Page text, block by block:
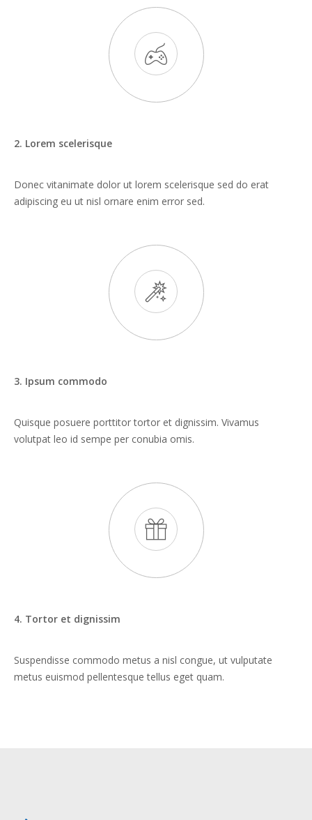
2. Lorem scelerisque
Donec vitanimate dolor ut lorem scelerisque sed do erat
adipiscing eu ut nisl ornare enim error sed.
3. Ipsum commodo
Quisque posuere porttitor tortor et dignissim. Vivamus
volutpat leo id sempe per conubia omis.
4. Tortor et dignissim
Suspendisse commodo metus a nisl congue, ut vulputate
metus euismod pellentesque tellus eget quam.